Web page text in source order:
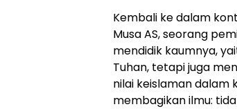
Kembali ke dalam
Musa AS, seorang
mendidik kaumnya,
Tuhan, tetapi juga
nilai keislaman dalam
membagikan ilmu: